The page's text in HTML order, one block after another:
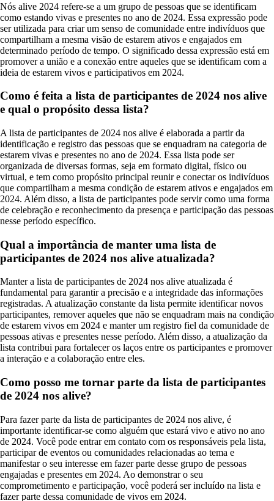
Nós alive 2024 refere-se a um grupo de pessoas que se identificam
como estando vivas e presentes no ano de 2024. Essa expressão pode
ser utilizada para criar um senso de comunidade entre indivíduos que
compartilham a mesma visão de estarem ativos e engajados em
determinado período de tempo. O significado dessa expressão está em
promover a união e a conexão entre aqueles que se identificam com a
ideia de estarem vivos e participativos em 2024.
Como é feita a lista de participantes de 2024 nos alive
e qual o propósito dessa lista?
A lista de participantes de 2024 nos alive é elaborada a partir da
identificação e registro das pessoas que se enquadram na categoria de
estarem vivas e presentes no ano de 2024. Essa lista pode ser
organizada de diversas formas, seja em formato digital, físico ou
virtual, e tem como propósito principal reunir e conectar os indivíduos
que compartilham a mesma condição de estarem ativos e engajados em
2024. Além disso, a lista de participantes pode servir como uma forma
de celebração e reconhecimento da presença e participação das pessoas
nesse período específico.
Qual a importância de manter uma lista de
participantes de 2024 nos alive atualizada?
Manter a lista de participantes de 2024 nos alive atualizada é
fundamental para garantir a precisão e a integridade das informações
registradas. A atualização constante da lista permite identificar novos
participantes, remover aqueles que não se enquadram mais na condição
de estarem vivos em 2024 e manter um registro fiel da comunidade de
pessoas ativas e presentes nesse período. Além disso, a atualização da
lista contribui para fortalecer os laços entre os participantes e promover
a interação e a colaboração entre eles.
Como posso me tornar parte da lista de participantes
de 2024 nos alive?
Para fazer parte da lista de participantes de 2024 nos alive, é
importante identificar-se como alguém que estará vivo e ativo no ano
de 2024. Você pode entrar em contato com os responsáveis pela lista,
participar de eventos ou comunidades relacionadas ao tema e
manifestar o seu interesse em fazer parte desse grupo de pessoas
engajadas e presentes em 2024. Ao demonstrar o seu
comprometimento e participação, você poderá ser incluído na lista e
fazer parte dessa comunidade de vivos em 2024.